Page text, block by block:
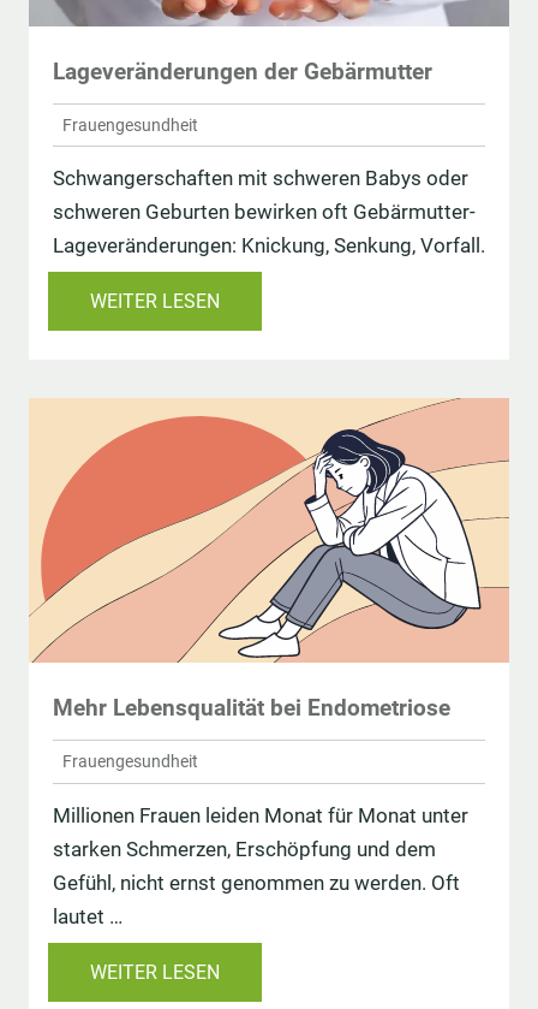
Lageveränderungen der Gebärmutter
Frauengesundheit
Schwangerschaften mit schweren Babys oder
schweren Geburten bewirken oft Gebärmutter-
Lageveränderungen: Knickung, Senkung, Vorfall.
WEITER LESEN
Mehr Lebensqualität bei Endometriose
Frauengesundheit
Millionen Frauen leiden Monat für Monat unter
starken Schmerzen, Erschöpfung und dem
Gefühl, nicht ernst genommen zu werden. Oft
lautet …
WEITER LESEN